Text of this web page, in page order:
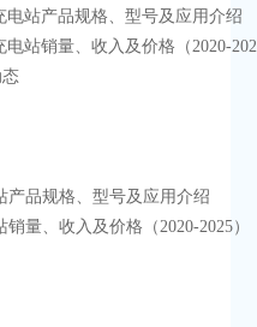
车充电站产品规格、型号及应用介绍
汽车充电站销量、收入及价格（2020-
态
电站产品规格、型号及应用介绍
电站销量、收入及价格（2020-2025）